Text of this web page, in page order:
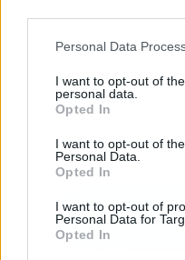
Personal Data
I want to opt-out of
personal data.
Opted In
I want to opt-out of
Personal Data.
Opted In
I want to opt-out of
Personal Data for
Opted In